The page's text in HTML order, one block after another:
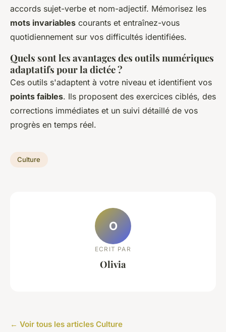
accords sujet-verbe et nom-adjectif. Mémorisez les
mots invariables courants et entraînez-vous
quotidiennement sur vos difficultés identifiées.
Quels sont les avantages des outils numériques
adaptatifs pour la dictée ?
Ces outils s'adaptent à votre niveau et identifient vos
points faibles. Ils proposent des exercices ciblés, des
corrections immédiates et un suivi détaillé de vos
progrès en temps réel.
Culture
O
ECRIT PAR
Olivia
← Voir tous les articles Culture